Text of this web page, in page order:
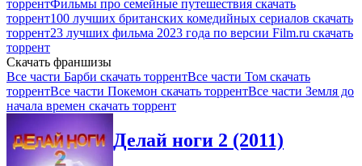
торрентФильмы про семейные путешествия скачать
торрент100 лучших британских комедийных сериалов скачать
торрент23 лучших фильма 2023 года по версии Film.ru скачать
торрент
Скачать франшизы
Все части Барби скачать торрентВсе части Том скачать
торрентВсе части Покемон скачать торрентВсе части Земля до
начала времен скачать торрент
Делай ноги 2 (2011)